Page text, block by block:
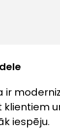
ir
klientiem
iespēju.